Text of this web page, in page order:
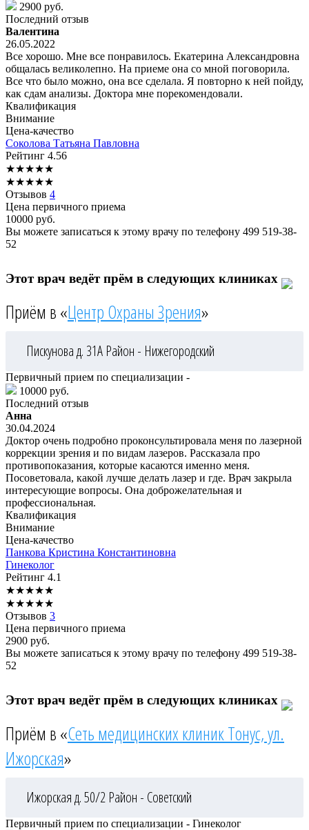
2900 руб.
Последний отзыв
Валентина
26.05.2022
Все хорошо. Мне все понравилось. Екатерина Александровна
общалась великолепно. На приеме она со мной поговорила.
Все что было можно, она все сделала. Я повторно к ней пойду,
как сдам анализы. Доктора мне порекомендовали.
Квалификация
Внимание
Цена-качество
Соколова Татьяна Павловна
Рейтинг 4.56
★★★★★
★★★★★
Отзывов 4
Цена первичного приема
10000 руб.
Вы можете записаться к этому врачу по телефону 499 519-38-
52
Этот врач ведёт прём в следующих клиниках
Приём в «Центр Охраны Зрения»
Пискунова д. 31А Район - Нижегородский
Первичный прием по специализации -
10000 руб.
Последний отзыв
Анна
30.04.2024
Доктор очень подробно проконсультировала меня по лазерной
коррекции зрения и по видам лазеров. Рассказала про
противопоказания, которые касаются именно меня.
Посоветовала, какой лучше делать лазер и где. Врач закрыла
интересующие вопросы. Она доброжелательная и
профессиональная.
Квалификация
Внимание
Цена-качество
Панкова Кристина Константиновна
Гинеколог
Рейтинг 4.1
★★★★★
★★★★★
Отзывов 3
Цена первичного приема
2900 руб.
Вы можете записаться к этому врачу по телефону 499 519-38-
52
Этот врач ведёт прём в следующих клиниках
Приём в «Сеть медицинских клиник Тонус, ул.
Ижорская»
Ижорская д. 50/2 Район - Советский
Первичный прием по специализации - Гинеколог